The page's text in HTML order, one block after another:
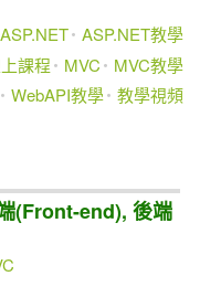
ASP.NET ASP.NET教學
課程 MVC
MVC教學
WebAPI教學 教學視頻
(Front-end), 後端